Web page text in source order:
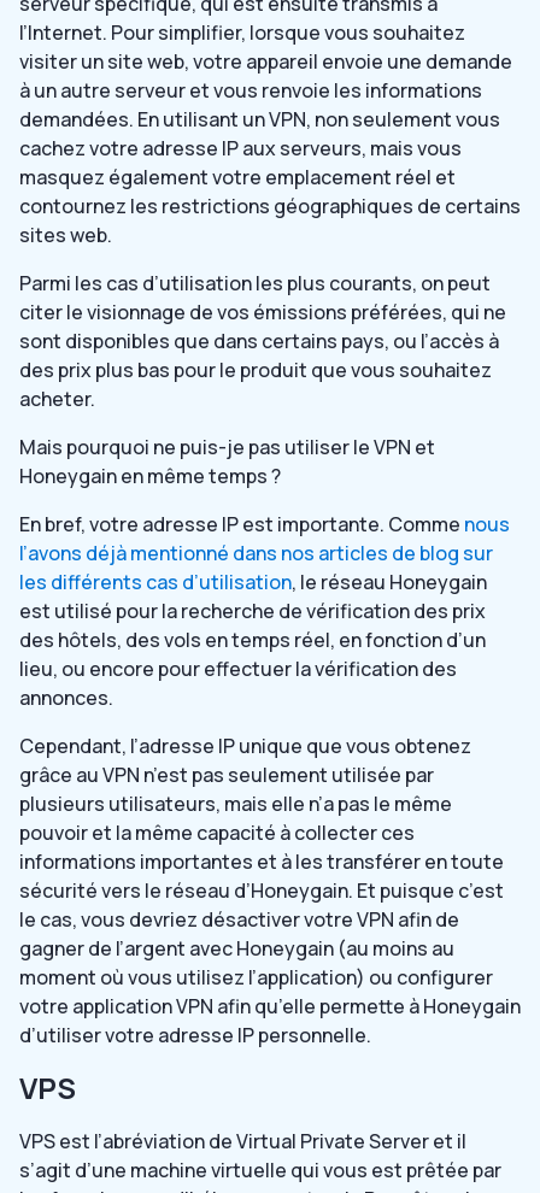
l’Internet. Pour simplifier, lorsque vous souhaitez
visiter un site web, votre appareil envoie une demande
à un autre serveur et vous renvoie les informations
demandées. En utilisant un VPN, non seulement vous
cachez votre adresse IP aux serveurs, mais vous
masquez également votre emplacement réel et
contournez les restrictions géographiques de certains
sites web.
Parmi les cas d’utilisation les plus courants, on peut
citer le visionnage de vos émissions préférées, qui ne
sont disponibles que dans certains pays, ou l’accès à
des prix plus bas pour le produit que vous souhaitez
acheter.
Mais pourquoi ne puis-je pas utiliser le VPN et
Honeygain en même temps ?
En bref, votre adresse IP est importante. Comme nous
l’avons déjà mentionné dans nos articles de blog sur
les différents cas d’utilisation, le réseau Honeygain
est utilisé pour la recherche de vérification des prix
des hôtels, des vols en temps réel, en fonction d’un
lieu, ou encore pour effectuer la vérification des
annonces.
Cependant, l’adresse IP unique que vous obtenez
grâce au VPN n’est pas seulement utilisée par
plusieurs utilisateurs, mais elle n’a pas le même
pouvoir et la même capacité à collecter ces
informations importantes et à les transférer en toute
sécurité vers le réseau d’Honeygain. Et puisque c’est
le cas, vous devriez désactiver votre VPN afin de
gagner de l’argent avec Honeygain (au moins au
moment où vous utilisez l’application) ou configurer
votre application VPN afin qu’elle permette à Honeygain
d’utiliser votre adresse IP personnelle.
VPS
VPS est l’abréviation de Virtual Private Server et il
s’agit d’une machine virtuelle qui vous est prêtée par